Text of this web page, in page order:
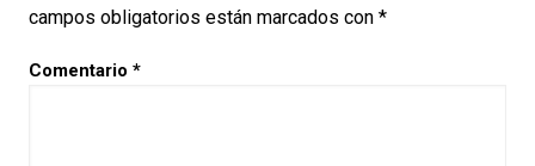
campos obligatorios están marcados con *
Comentario *